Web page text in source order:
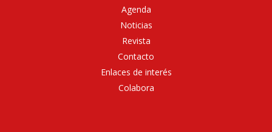
Agenda
Noticias
Revista
Contacto
Enlaces de interés
Colabora